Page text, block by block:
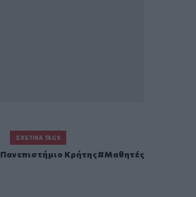
ΣΧΕΤΙΚΆ TAGS
Πανεπιστήμιο Κρήτης Μαθητές